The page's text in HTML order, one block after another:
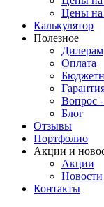
Цены на
Калькулятор
Полезное
Дилерам
Оплата
Вопрос -
Блог
Отзывы
Портфолио
Акции и
Акции
Новости
Контакты